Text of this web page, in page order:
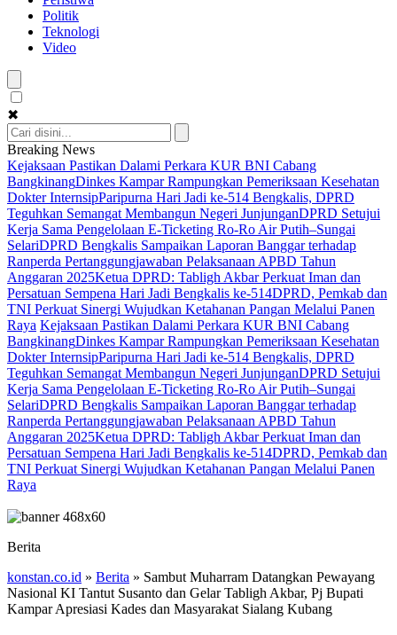
Politik
Teknologi
Video
✖
Breaking News
Kejaksaan Pastikan Dalami Perkara KUR BNI Cabang
BangkinangDinkes Kampar Rampungkan Pemeriksaan Kesehatan
Dokter InternsipParipurna Hari Jadi ke-514 Bengkalis, DPRD
Teguhkan Semangat Membangun Negeri JunjunganDPRD Setujui
Kerja Sama Pengelolaan E-Ticketing Ro-Ro Air Putih–Sungai
SelariDPRD Bengkalis Sampaikan Laporan Banggar terhadap
Ranperda Pertanggungjawaban Pelaksanaan APBD Tahun
Anggaran 2025Ketua DPRD: Tabligh Akbar Perkuat Iman dan
Persatuan Sempena Hari Jadi Bengkalis ke-514DPRD, Pemkab dan
TNI Perkuat Sinergi Wujudkan Ketahanan Pangan Melalui Panen
Raya Kejaksaan Pastikan Dalami Perkara KUR BNI Cabang
BangkinangDinkes Kampar Rampungkan Pemeriksaan Kesehatan
Dokter InternsipParipurna Hari Jadi ke-514 Bengkalis, DPRD
Teguhkan Semangat Membangun Negeri JunjunganDPRD Setujui
Kerja Sama Pengelolaan E-Ticketing Ro-Ro Air Putih–Sungai
SelariDPRD Bengkalis Sampaikan Laporan Banggar terhadap
Ranperda Pertanggungjawaban Pelaksanaan APBD Tahun
Anggaran 2025Ketua DPRD: Tabligh Akbar Perkuat Iman dan
Persatuan Sempena Hari Jadi Bengkalis ke-514DPRD, Pemkab dan
TNI Perkuat Sinergi Wujudkan Ketahanan Pangan Melalui Panen
Raya
Berita
konstan.co.id » Berita » Sambut Muharram Datangkan Pewayang
Nasional KI Tantut Susanto dan Gelar Tabligh Akbar, Pj Bupati
Kampar Apresiasi Kades dan Masyarakat Sialang Kubang